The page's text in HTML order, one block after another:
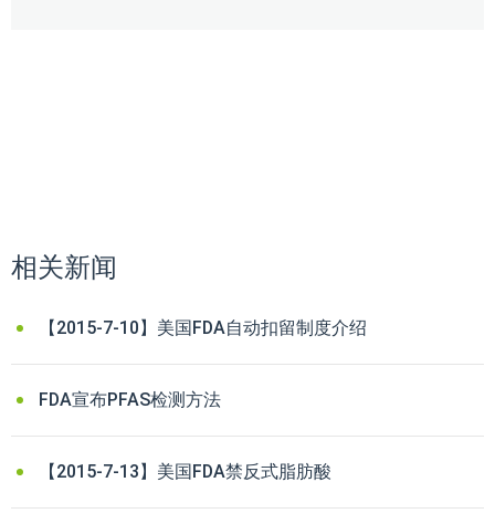
相关新闻
【2015-7-10】美国FDA自动扣留制度介绍
FDA宣布PFAS检测方法
【2015-7-13】美国FDA禁反式脂肪酸